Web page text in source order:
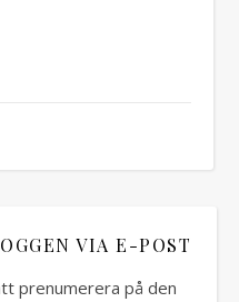
VIA E-POST
prenumerera på den